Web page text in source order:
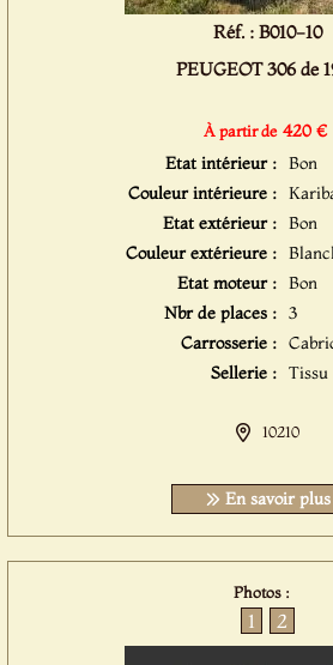
Réf. : B010-10
PEUGEOT 306 de
À partir de 420 €
Etat intérieur : Bon
Couleur intérieure :
Etat extérieur : Bon
Couleur extérieure :
Etat moteur : Bon
Nbr de places : 3
Carrosserie :
Sellerie : Tissu
10210
En savoir plus
Photos :
1 2